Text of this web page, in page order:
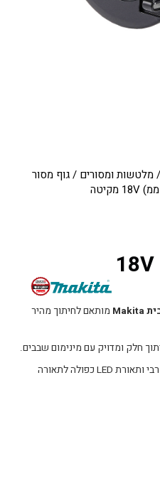
/מלטשות ומסורים / גוף מסור
פחמים(150 ממ) 18V
מותאם לחיתוך מהיר
חלק ומדויק עם מינימום שבבים.
כולל מיכל איסוף אבק מובנה לניקיון מרבי ותאורת LED כפולה לתאורה
ופרופילים.